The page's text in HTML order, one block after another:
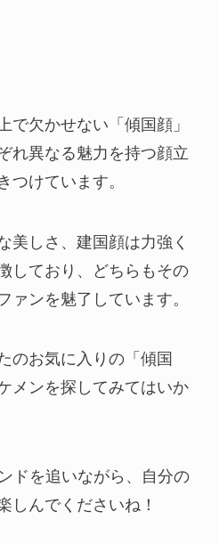
で欠かせない「傾国顔」
れ異なる魅力を持つ顔立
つけています。
美しさ、建国顔は力強く
しており、どちらもその
ァンを魅了しています。
のお気に入りの「傾国
メンを探してみてはいか
ドを追いながら、自分の
しんでくださいね！